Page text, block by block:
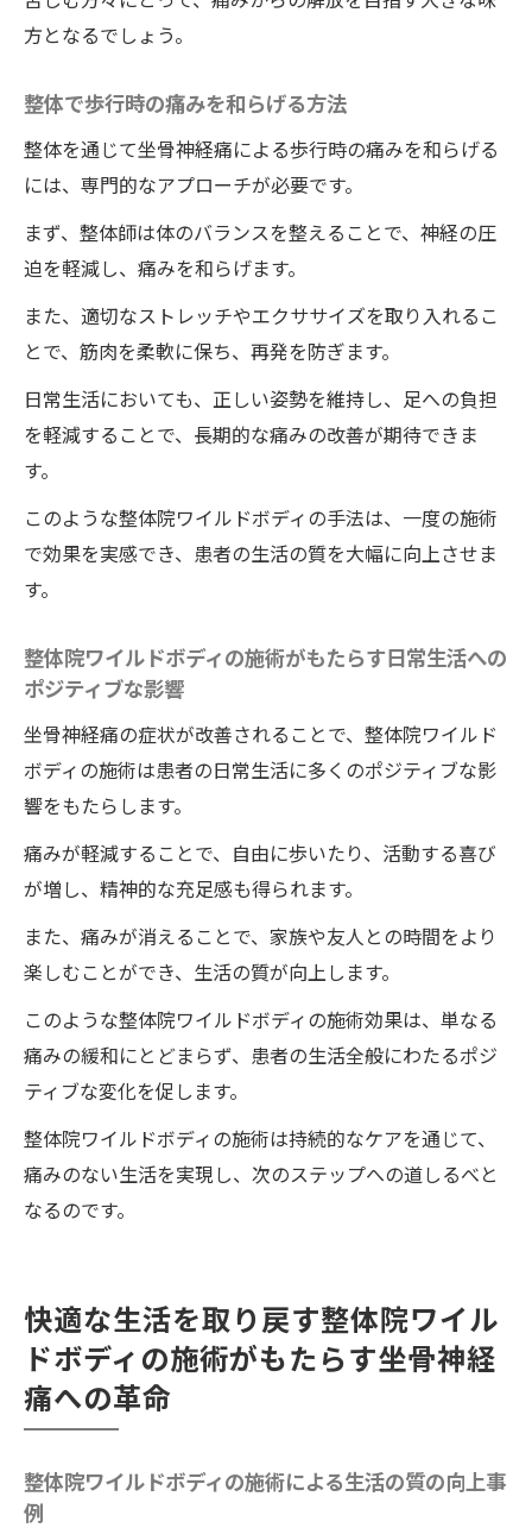
方となるでしょう。
整体で歩行時の痛みを和らげる方法
整体を通じて坐骨神経痛による歩行時の痛みを和らげる
には、専門的なアプローチが必要です。
まず、整体師は体のバランスを整えることで、神経の圧
迫を軽減し、痛みを和らげます。
また、適切なストレッチやエクササイズを取り入れるこ
とで、筋肉を柔軟に保ち、再発を防ぎます。
日常生活においても、正しい姿勢を維持し、足への負担
を軽減することで、長期的な痛みの改善が期待できま
す。
このような整体院ワイルドボディの手法は、一度の施術
で効果を実感でき、患者の生活の質を大幅に向上させま
す。
整体院ワイルドボディの施術がもたらす日常生活への
ポジティブな影響
坐骨神経痛の症状が改善されることで、整体院ワイルド
ボディの施術は患者の日常生活に多くのポジティブな影
響をもたらします。
痛みが軽減することで、自由に歩いたり、活動する喜び
が増し、精神的な充足感も得られます。
また、痛みが消えることで、家族や友人との時間をより
楽しむことができ、生活の質が向上します。
このような整体院ワイルドボディの施術効果は、単なる
痛みの緩和にとどまらず、患者の生活全般にわたるポジ
ティブな変化を促します。
整体院ワイルドボディの施術は持続的なケアを通じて、
痛みのない生活を実現し、次のステップへの道しるべと
なるのです。
快適な生活を取り戻す整体院ワイル
ドボディの施術がもたらす坐骨神経
痛への革命
整体院ワイルドボディの施術による生活の質の向上事
例